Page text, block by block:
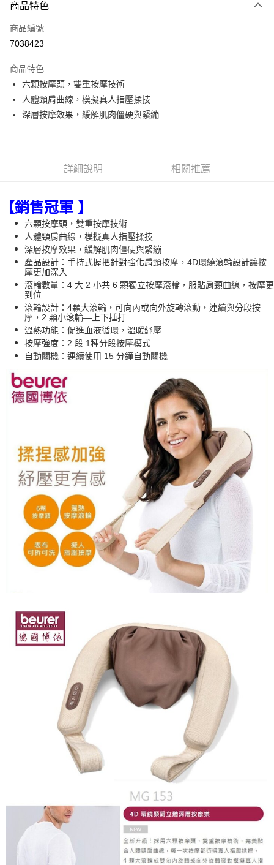
信用卡一次付款
LINE Pay
悠遊付
Google Pay
宅配
每筆NT$80，滿NT$990(含以上)免運費
【免運費】
免運費
商品特色
商品編號
7038423
商品特色
六顆按摩頭，雙重按摩技術
人體頸肩曲線，模擬真人指壓揉技
深層按摩效果，緩解肌肉僵硬與緊繃
詳細說明 相關推薦
【銷售冠軍 】
六顆按摩頭，雙重按摩技術
人體頸肩曲線，模擬真人指壓揉技
深層按摩效果，緩解肌肉僵硬與緊繃
產品設計：手持式握把針對強化肩頸按摩，4D環繞滾輪設計讓按
摩更加深入
滾輪數量：4 大 2 小共 6 顆獨立按摩滾輪，服貼肩頸曲線，按摩更
到位
滾輪設計：4顆大滾輪，可向內或向外旋轉滾動，連續與分段按
摩，2 顆小滾輪—上下捶打
溫熱功能：促進血液循環，溫暖紓壓
按摩強度：2 段 1種分段按摩模式
自動關機：連續使用 15 分鐘自動關機